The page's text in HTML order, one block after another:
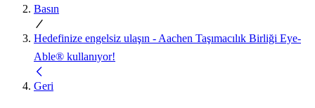
Basın
Hedefinize engelsiz ulaşın - Aachen Taşımacılık Birliği Eye-
Able® kullanıyor!
Geri